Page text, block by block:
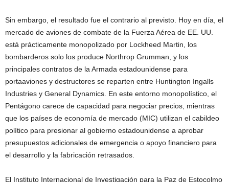
Sin embargo, el resultado fue el contrario al previsto. Hoy en día, el
mercado de aviones de combate de la Fuerza Aérea de EE. UU.
está prácticamente monopolizado por Lockheed Martin, los
bombarderos solo los produce Northrop Grumman, y los
principales contratos de la Armada estadounidense para
portaaviones y destructores se reparten entre Huntington Ingalls
Industries y General Dynamics. En este entorno monopolístico, el
Pentágono carece de capacidad para negociar precios, mientras
que los países de economía de mercado (MIC) utilizan el cabildeo
político para presionar al gobierno estadounidense a aprobar
presupuestos adicionales de emergencia o apoyo financiero para
el desarrollo y la fabricación retrasados.
El Instituto Internacional de Investigación para la Paz de Estocolmo